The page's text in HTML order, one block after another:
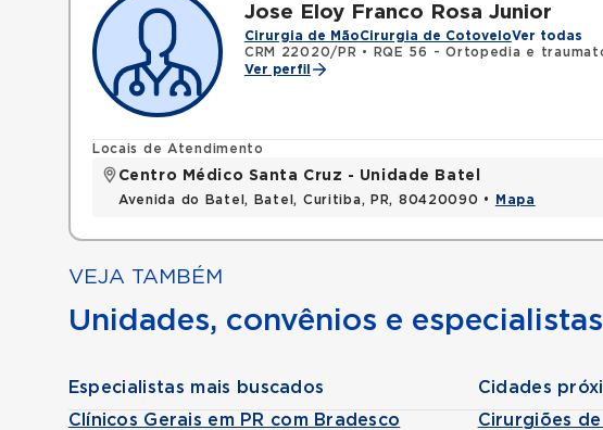
Jose Eloy Franco Rosa Junior
Cirurgia de MãoCirurgia de CotoveloVer todas
CRM 22020/PR • RQE 56 - Ortopedia e
Ver perfil
Locais de Atendimento
Centro Médico Santa Cruz - Unidade Batel
Avenida do Batel, Batel, Curitiba, PR, 80420090 • Mapa
VEJA TAMBÉM
Unidades, convênios e
Especialistas mais buscados
Clínicos Gerais em PR com Bradesco
Cidades
Cirurgiões